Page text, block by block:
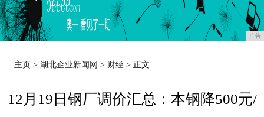
广告
主页 >湖北企业新闻网 > 财经 > 正文
12月19日钢厂调价汇总：本钢降500元/